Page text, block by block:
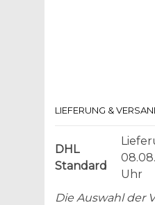
LIEFERUNG &
DHL
Standard
Uhr
Die Auswahl der